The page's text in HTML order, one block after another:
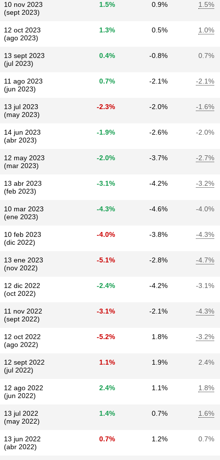
10 nov 2023
(sept 2023)
1.5% 0.9% 1.5%
12 oct 2023
(ago 2023)
1.3% 0.5% 1.0%
13 sept 2023
(jul 2023)
0.4% -0.8% 0.7%
11 ago 2023
(jun 2023)
0.7% -2.1% -2.1%
13 jul 2023
(may 2023)
-2.3% -2.0% -1.6%
14 jun 2023
(abr 2023)
-1.9% -2.6% -2.0%
12 may 2023
(mar 2023)
-2.0% -3.7% -2.7%
13 abr 2023
(feb 2023)
-3.1% -4.2% -3.2%
10 mar 2023
(ene 2023)
-4.3% -4.6% -4.0%
10 feb 2023
(dic 2022)
-4.0% -3.8% -4.3%
13 ene 2023
(nov 2022)
-5.1% -2.8% -4.7%
12 dic 2022
(oct 2022)
-2.4% -4.2% -3.1%
11 nov 2022
(sept 2022)
-3.1% -2.1% -4.3%
12 oct 2022
(ago 2022)
-5.2% 1.8% -3.2%
12 sept 2022
(jul 2022)
1.1% 1.9% 2.4%
12 ago 2022
(jun 2022)
2.4% 1.1% 1.8%
13 jul 2022
(may 2022)
1.4% 0.7% 1.6%
13 jun 2022
(abr 2022)
0.7% 1.2% 0.7%